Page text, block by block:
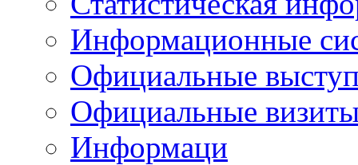
Информационные
Официальные
Официальные
Информаци